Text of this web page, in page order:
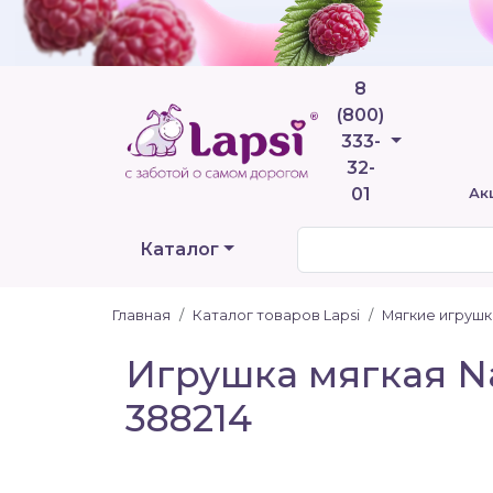
8
(800)
333-
32-
01
Телефоны
Каталог
Главная Каталог товаров Lapsi Мягкие
Игрушка мягкая
388214